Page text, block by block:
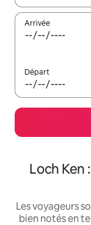
Arrivée
Départ
Loch Ken
Les voyageurs
bien notés en